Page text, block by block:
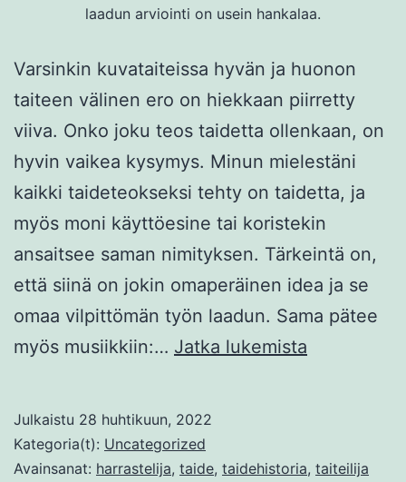
laadun arviointi on usein hankalaa.
Varsinkin kuvataiteissa hyvän ja huonon
taiteen välinen ero on hiekkaan piirretty
viiva. Onko joku teos taidetta ollenkaan, on
hyvin vaikea kysymys. Minun mielestäni
kaikki taideteokseksi tehty on taidetta, ja
myös moni käyttöesine tai koristekin
ansaitsee saman nimityksen. Tärkeintä on,
että siinä on jokin omaperäinen idea ja se
omaa vilpittömän työn laadun. Sama pätee
myös musiikkiin:… Jatka lukemista
kuka
Julkaistu 28 huhtikuun, 2022
Kategoria(t): Uncategorized
Avainsanat: harrastelija, taide, taidehistoria, taiteilija